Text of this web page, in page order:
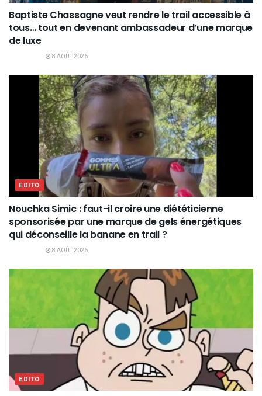
Baptiste Chassagne veut rendre le trail accessible à
tous… tout en devenant ambassadeur d’une marque
de luxe
8 AOÛT 2026
EDITO
Nouchka Simic : faut-il croire une diététicienne
sponsorisée par une marque de gels énergétiques
qui déconseille la banane en trail ?
8 AOÛT 2026
EDITO